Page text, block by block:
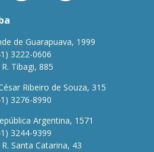
de Guarapuava, 1999
3222-0606
Tibagi, 885
Ribeiro de Souza, 315
3276-8990
Argentina, 1571
3244-9399
Santa Catarina, 43